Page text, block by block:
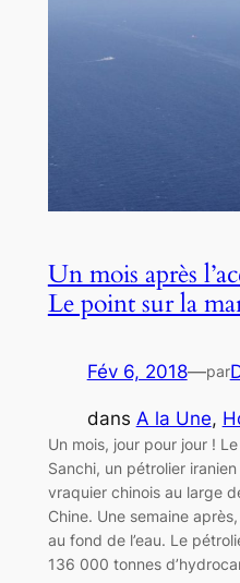
Un mois après
Le point sur la
Fév 6, 2018—par
dans A la Une,
Un mois, jour pour jour !
Sanchi, un pétrolier
vraquier chinois au large
Chine. Une semaine
au fond de l’eau. Le
136 000 tonnes